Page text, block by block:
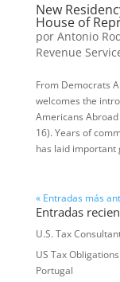
New
House of
por Antonio
Revenue
From Democrats
welcomes the
Americans
16). Years of
has laid important
« Entradas más
Entradas
U.S. Tax
US Tax
Portugal